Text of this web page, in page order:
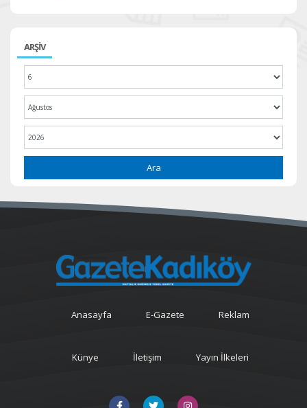
ARŞİV
Ara
Anasayfa E-Gazete Reklam
Künye İletişim Yayın İlkeleri